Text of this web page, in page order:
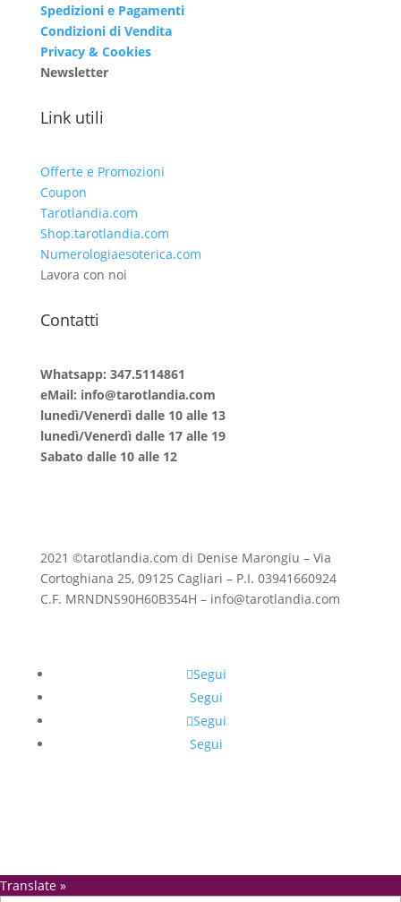
Spedizioni e Pagamenti
Condizioni di Vendita
Privacy & Cookies
Newsletter
Link utili
Offerte e Promozioni
Coupon
Tarotlandia.com
Shop.tarotlandia.com
Numerologiaesoterica.com
Lavora con noi
Contatti
Whatsapp: 347.5114861
eMail: info@tarotlandia.com
lunedì/Venerdì dalle 10 alle 13
lunedì/Venerdì dalle 17 alle 19
Sabato dalle 10 alle 12
2021 ©tarotlandia.com di Denise Marongiu – Via
Cortoghiana 25, 09125 Cagliari – P.I. 03941660924
C.F. MRNDNS90H60B354H – info@tarotlandia.com
Segui
Segui
Segui
Segui
Translate »